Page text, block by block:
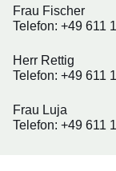
Frau Fischer
Telefon: +49 611
Herr Rettig
Telefon: +49 611
Frau Luja
Telefon: +49 611